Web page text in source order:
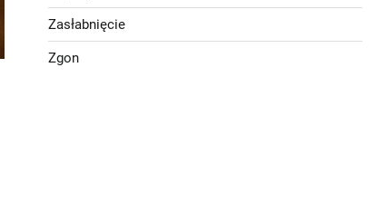
Zasłabnięcie
Zgon